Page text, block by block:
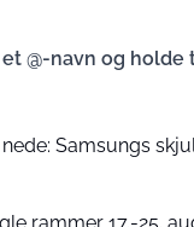
@-navn og
Samsungs
rammer 17.-25.